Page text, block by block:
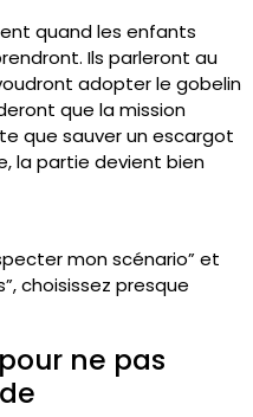
quand les enfants
Ils parleront au
adopter le gobelin
que la mission
que sauver un escargot
la partie devient bien
mon scénario” et
choisissez presque
ne pas